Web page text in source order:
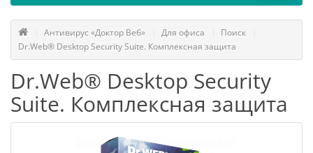
Антивирус «Доктор Веб» Для офиса
Поиск
Dr.Web® Desktop Security Suite. Комплексная защита
Dr.Web® Desktop Security
Suite. Комплексная защита